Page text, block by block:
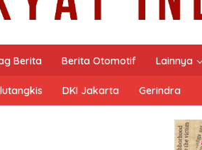
Berita Berita Otomotif Lainnya
DKI Jakarta Gerindra